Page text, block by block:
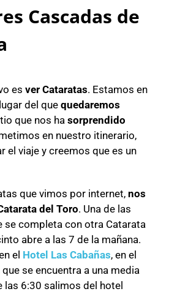
Cascadas de
es ver Cataratas. Estamos en
del que quedaremos
que nos ha sorprendido
en nuestro itinerario,
el viaje y creemos que es un
que vimos por internet, nos
del Toro. Una de las
se completa con otra Catarata
abre a las 7 de la mañana.
el Hotel Las Cabañas, en el
se encuentra a una media
las 6:30 salimos del hotel